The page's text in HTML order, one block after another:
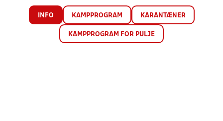
INFO KAMPPROGRAM KARANTÆNER
KAMPPROGRAM FOR PULJE